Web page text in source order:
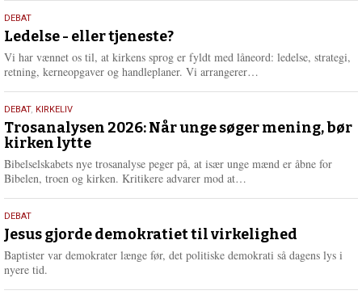
e
r
e
10.
juni
2026
DEBAT
Ledelse - eller tjeneste?
Vi har vænnet os til, at kirkens sprog er fyldt med låneord: ledelse, strategi,
retning, kerneopgaver og handleplaner. Vi arrangerer…
e
2.
juni
2026
DEBAT, KIRKELIV
Trosanalysen 2026: Når unge søger mening, bør
kirken lytte
Bibelselskabets nye trosanalyse peger på, at især unge mænd er åbne for
Bibelen, troen og kirken. Kritikere advarer mod at…
e
r
e
18.
maj
2026
DEBAT
Jesus gjorde demokratiet til virkelighed
Baptister var demokrater længe før, det politiske demokrati så dagens lys i
nyere tid.